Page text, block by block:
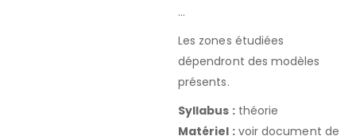
…
Les zones étudiées
dépendront des modèles
présents.
Syllabus :théorie
Matériel :voir document de